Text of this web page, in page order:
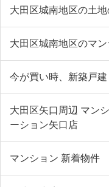
大田区城南地区の土
大田区城南地区のマ
今が買い時、新築戸建
大田区矢口周辺 マン
ーション矢口店
マンション 新着物件